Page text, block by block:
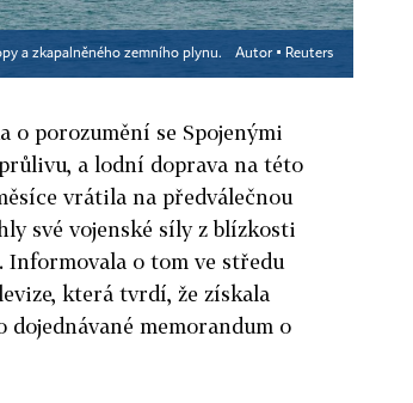
a zkapalněného zemního plynu. Autor ▪ Reuters
o porozumění se Spojenými
a lodní doprava na této
vrátila na předválečnou
své vojenské síly z blízkosti
o tom ve středu
která tvrdí, že získala
memorandum o